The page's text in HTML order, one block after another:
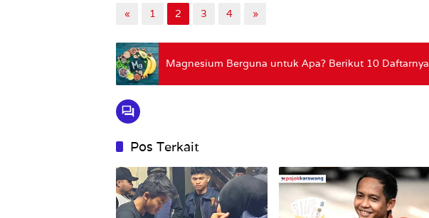
« 1 2 3 4 »
Magnesium Berguna untuk Apa? Berikut 10 Daftarnya
Pos Terkait